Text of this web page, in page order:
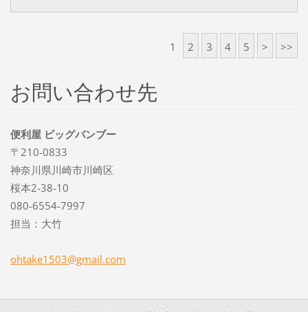
1 2 3 4 5 > >>
お問い合わせ先
便利屋 ビッグバンブー
〒210-0833
神奈川県川崎市川崎区
桜本2-38-10
080-6554-7997
担当：大竹
ohtake1503@gmail.com